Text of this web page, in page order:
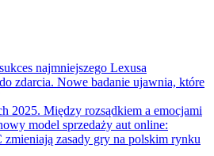
najmniejszego Lexusa
zdarcia. Nowe badanie ujawnia, które
2025. Między rozsądkiem a emocjami
model sprzedaży aut online:
zasady gry na polskim rynku